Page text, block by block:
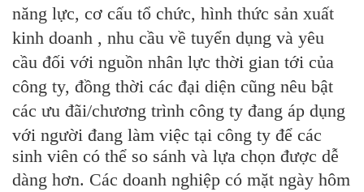
năng lực, cơ cấu tổ chức, hình thức sản xuất
kinh doanh , nhu cầu về tuyển dụng và yêu
cầu đối với nguồn nhân lực thời gian tới của
công ty, đồng thời các đại diện cũng nêu bật
các ưu đãi/chương trình công ty đang áp dụng
với người đang làm việc tại công ty để các
sinh viên có thể so sánh và lựa chọn được dễ
dàng hơn. Các doanh nghiệp có mặt ngày hôm